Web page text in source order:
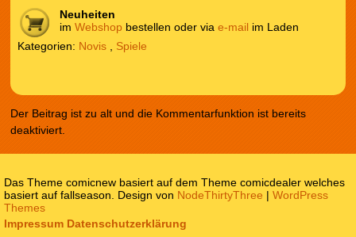
Neuheiten
im Webshop bestellen oder via e-mail im Laden
Kategorien: Novis, Spiele
Der Beitrag ist zu alt und die Kommentarfunktion ist bereits
deaktiviert.
Impressum Datenschutzerklärung
Das Theme comicnew basiert auf dem Theme comicdealer welches
basiert auf fallseason. Design von NodeThirtyThree |WordPress
Themes